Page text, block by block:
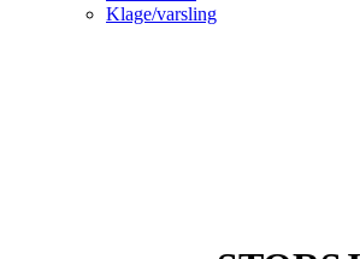
Klage/varsling